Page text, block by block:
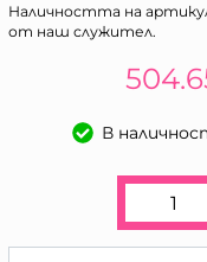
Наличността на
от наш служител.
В